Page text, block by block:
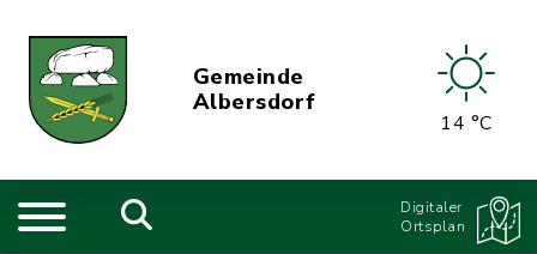
Gemeinde
Albersdorf
14 °C
Digitaler
Ortsplan